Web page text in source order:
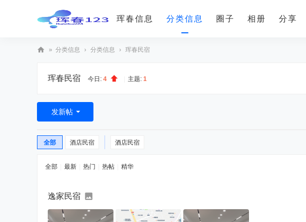
珲春信息 分类信息 圈子 相册 分享
훈
» 分类信息 › 分类信息 › 珲春民宿
珲春民宿 今日: 4 主题: 1
发新帖
全部 酒店民宿 酒店民宿
全部 最新 热门 热帖 精华
逸家民宿